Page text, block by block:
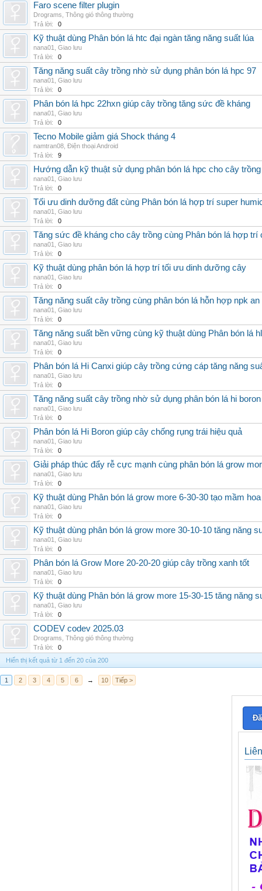
Faro scene filter plugin
Drograms Thông gió thông thường
Trả lời:
0
Kỹ thuật dùng Phân bón lá htc đại ngàn tăng năng suất lúa
nana01
Giao lưu
Trả lời:
0
Tăng năng suất cây trồng nhờ sử dụng phân bón lá hpc 97
nana01
Giao lưu
Trả lời:
0
Phân bón lá hpc 22hxn giúp cây trồng tăng sức đề kháng
nana01
Giao lưu
Trả lời:
0
Tecno Mobile giảm giá Shock tháng 4
namtran08 Điện thoại Android
Trả lời:
9
Hướng dẫn kỹ thuật sử dụng phân bón lá hpc cho cây trồng
nana01
Giao lưu
Trả lời:
0
Tối ưu dinh dưỡng đất cùng Phân bón lá hợp trí super
nana01
Giao lưu
Trả lời:
0
Tăng sức đề kháng cho cây trồng cùng Phân bón lá hợp trí
nana01
Giao lưu
Trả lời:
0
Kỹ thuật dùng phân bón lá hợp trí tối ưu dinh dưỡng cây
nana01
Giao lưu
Trả lời:
0
Tăng năng suất cây trồng cùng phân bón lá hỗn hợp npk an
nana01
Giao lưu
Trả lời:
0
Tăng năng suất bền vững cùng kỹ thuật dùng Phân bón lá
nana01
Giao lưu
Trả lời:
0
Phân bón lá Hi Canxi giúp cây trồng cứng cáp tăng năng
nana01
Giao lưu
Trả lời:
0
Tăng năng suất cây trồng nhờ sử dụng phân bón lá hi
nana01
Giao lưu
Trả lời:
0
Phân bón lá Hi Boron giúp cây chống rụng trái hiệu quả
nana01
Giao lưu
Trả lời:
0
Giải pháp thúc đẩy rễ cực mạnh cùng phân bón lá grow
nana01
Giao lưu
Trả lời:
0
Kỹ thuật dùng Phân bón lá grow more 6-30-30 tạo mầm hoa
nana01
Giao lưu
Trả lời:
0
Kỹ thuật dùng phân bón lá grow more 30-10-10 tăng năng
nana01
Giao lưu
Trả lời:
0
Phân bón lá Grow More 20-20-20 giúp cây trồng xanh tốt
nana01
Giao lưu
Trả lời:
0
Kỹ thuật dùng Phân bón lá grow more 15-30-15 tăng năng
nana01
Giao lưu
Trả lời:
0
CODEV codev 2025.03
Drograms Thông gió thông thường
Trả lời:
0
Hiển thị kết quả từ 1 đến 20 của 200
1 2 3 4 5 6 → 10 Tiếp >